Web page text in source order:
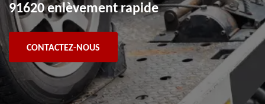
91620 enlèvement rapide
CONTACTEZ-NOUS